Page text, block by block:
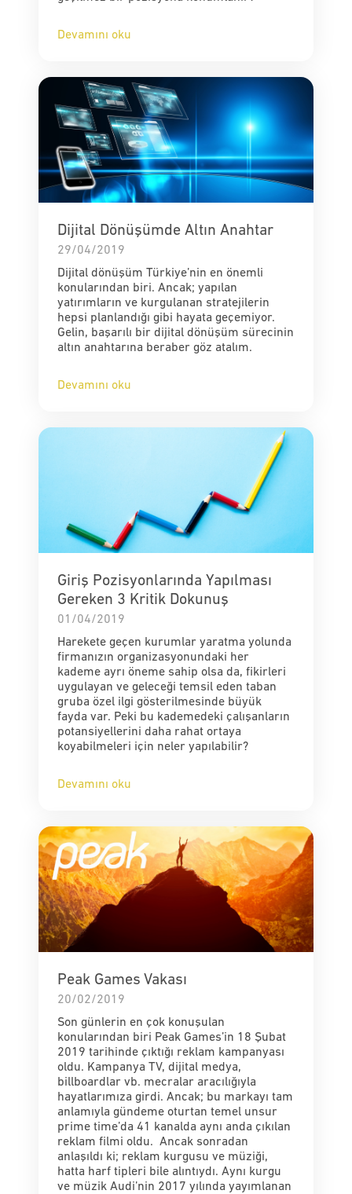
Devamını oku
Dijital Dönüşümde Altın Anahtar
29/04/2019
Dijital dönüşüm Türkiye’nin en önemli
konularından biri. Ancak; yapılan
yatırımların ve kurgulanan stratejilerin
hepsi planlandığı gibi hayata geçemiyor.
Gelin, başarılı bir dijital dönüşüm sürecinin
altın anahtarına beraber göz atalım.
Devamını oku
Giriş Pozisyonlarında Yapılması
Gereken 3 Kritik Dokunuş
01/04/2019
Harekete geçen kurumlar yaratma yolunda
firmanızın organizasyonundaki her
kademe ayrı öneme sahip olsa da, fikirleri
uygulayan ve geleceği temsil eden taban
gruba özel ilgi gösterilmesinde büyük
fayda var. Peki bu kademedeki çalışanların
potansiyellerini daha rahat ortaya
koyabilmeleri için neler yapılabilir?
Devamını oku
Peak Games Vakası
20/02/2019
Son günlerin en çok konuşulan
konularından biri Peak Games’in 18 Şubat
2019 tarihinde çıktığı reklam kampanyası
oldu. Kampanya TV, dijital medya,
billboardlar vb. mecralar aracılığıyla
hayatlarımıza girdi. Ancak; bu markayı tam
anlamıyla gündeme oturtan temel unsur
prime time’da 41 kanalda aynı anda çıkılan
reklam filmi oldu. Ancak sonradan
anlaşıldı ki; reklam kurgusu ve müziği,
hatta harf tipleri bile alıntıydı. Aynı kurgu
ve müzik Audi’nin 2017 yılında yayımlanan